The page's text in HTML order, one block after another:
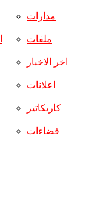
مدارات
ملفات
اخر الاخبار
اعلانات
كاريكاتير
فضاءات